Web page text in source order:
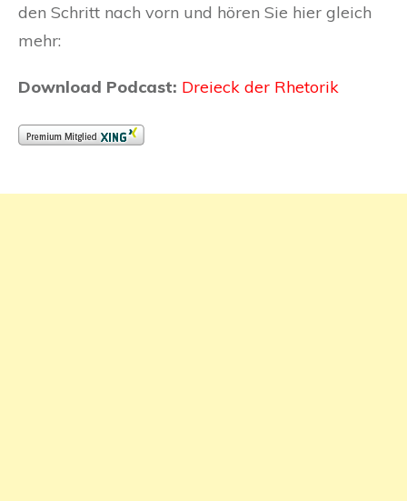
den Schritt nach vorn und hören Sie hier gleich
mehr:
Download Podcast: Dreieck der Rhetorik